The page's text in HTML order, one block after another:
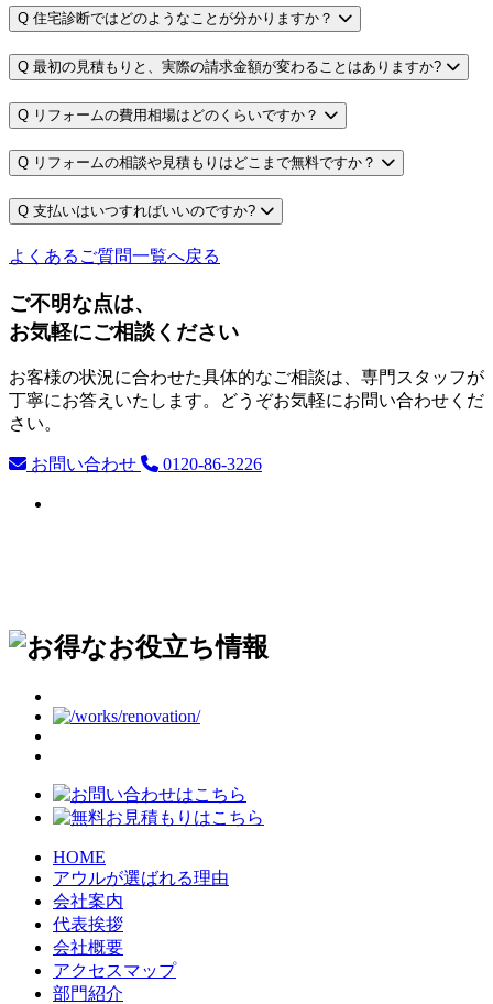
Q 住宅診断ではどのようなことが分かりますか？
Q 最初の見積もりと、実際の請求金額が変わることはありますか?
Q リフォームの費用相場はどのくらいですか？
Q リフォームの相談や見積もりはどこまで無料ですか？
Q 支払いはいつすればいいのですか?
よくあるご質問一覧へ戻る
ご不明な点は、
お気軽にご相談ください
お客様の状況に合わせた具体的なご相談は、専門スタッフが
丁寧にお答えいたします。どうぞお気軽にお問い合わせくだ
さい。
お問い合わせ 0120-86-3226
HOME
アウルが選ばれる理由
会社案内
代表挨拶
会社概要
アクセスマップ
部門紹介